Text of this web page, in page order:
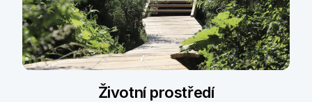
Životní prostředí